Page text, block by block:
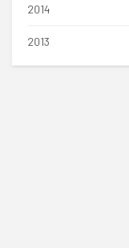
2014
2013